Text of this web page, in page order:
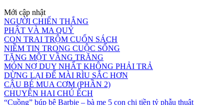
Mới cập nhật
NGƯỜI CHIẾN THẮNG
PHẬT VÀ MA QUỶ
CON TRAI TRỘM CUỐN SÁCH
NIỀM TIN TRONG CUỘC SỐNG
TẶNG MỘT VẦNG TRĂNG
MÓN NỢ DUY NHẤT KHÔNG PHẢI TRẢ
DỪNG LẠI ĐỂ MÀI RÌU SẮC HƠN
CẬU BÉ MUA CƠM (PHẦN 2)
CHUYỆN HAI CHÚ ẾCH
“Cuồng” búp bê Barbie – bà mẹ 5 con chi tiền tỷ phẫu thuật